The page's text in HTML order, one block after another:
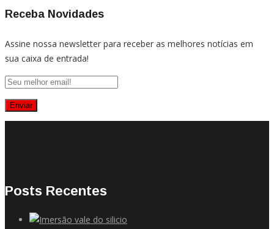
Receba Novidades
Assine nossa newsletter para receber as melhores notícias em
sua caixa de entrada!
Posts Recentes